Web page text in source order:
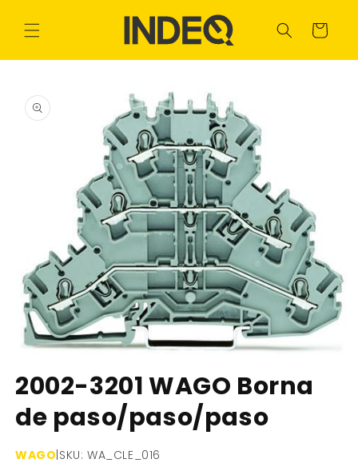
al contenido
Carrito
a la
información
multimedia
1
una
2002-3201 WAGO Borna
de paso/paso/paso
WAGO|SKU: WA_CLE_016